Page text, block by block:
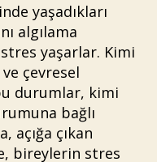
yaşadıkları
algılama
yaşarlar. Kimi
çevresel
durumlar, kimi
bağlı
açığa çıkan
bireylerin stres